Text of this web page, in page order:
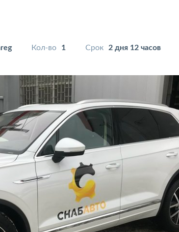
Кол-во 1 Срок 2 дня 12 часов